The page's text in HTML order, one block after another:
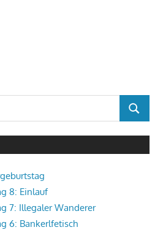
SUCHEN
8: Einlauf
7: Illegaler Wanderer
6: Bankerlfetisch